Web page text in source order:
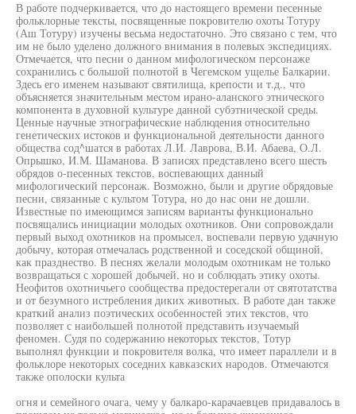
В работе подчеркивается, что до настоящего времени песенные
фольклорные тексты, посвященные покровителю охоты Тотуру
(Аш Тотуру) изучены весьма недостаточно. Это связано с тем, что
им не было уделено должного внимания в полевых экспедициях.
Отмечается, что песни о данном мифологическом персонаже
сохранились с большой полнотой в Чегемском ущелье Балкарии.
Здесь его именем называют святилища, крепости и т.д., что
объясняется значительным местом ирано-аланского этнического
компонента в духовной культуре данной субэтнической среды.
Ценные научные этнографические наблюдения относительно
генетических истоков и функциональной деятельности данного
общества сод^шатся в работах Л.И. Лаврова, В.И. Абаева, О.Л.
Опрышко, И.М. Шаманова. В записях представлено всего шесть
обрядов о-песенных текстов, воспевающих данный
мифологический персонаж. Возможно, были и другие обрядовые
песни, связанные с культом Тотура, но до нас они не дошли.
Известные по имеющимся записям варианты функционально
посвящались инициации молодых охотников. Они сопровождали
первый выход охотников на промысел, воспевали первую удачную
добычу, которая отмечалась родственной и соседской общиной,
как празднество. В песнях желали молодым охотникам не только
возвращаться с хорошей добычей, но и соблюдать этику охоты.
Неофитов охотничьего сообщества предостерегали от святотатства
и от безумного истребления диких животных. В работе дан также
краткий анализ поэтических особенностей этих текстов, что
позволяет с наибольшей полнотой представить изучаемый
феномен. Судя по содержанию некоторых текстов, Тотур
выполнял функции и покровителя волка, что имеет параллели и в
фольклоре некоторых соседних кавказских народов. Отмечаются
также ополоски культа
огня и семейного очага, чему у балкаро-карачаевцев придавалось в